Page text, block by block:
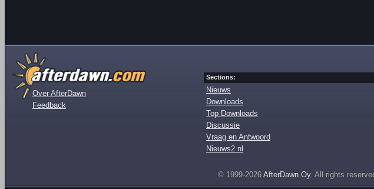
Over AfterDawn
Feedback
Sections:
Nieuws
Downloads
Top Downloads
Discussie
Vraag en Antwoord
Nieuws2.nl
© 1999-2026 AfterDawn Oy. All rights